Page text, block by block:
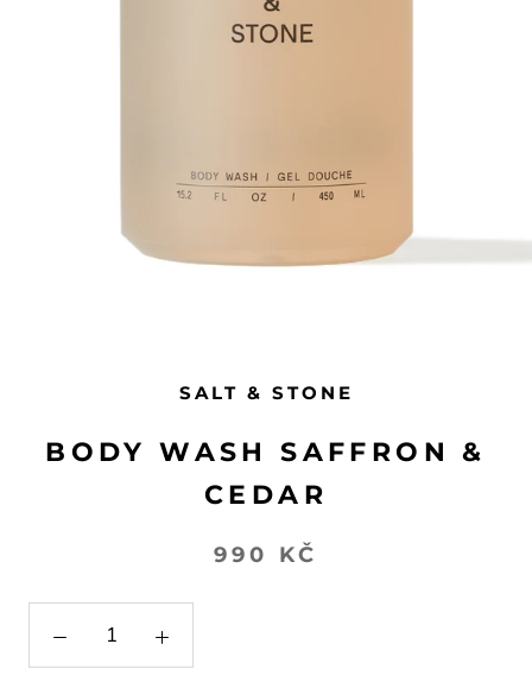
SALT & STONE
BODY WASH SAFFRON &
CEDAR
990 KČ